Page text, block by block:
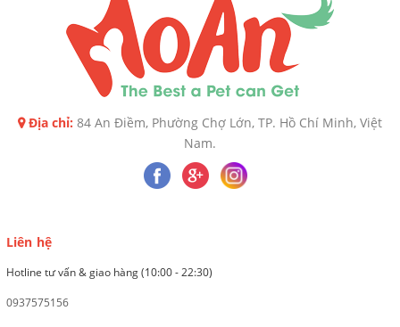
Địa chỉ: 84 An Điềm, Phường Chợ Lớn, TP. Hồ Chí Minh, Việt
Nam.
Liên hệ
Hotline tư vấn & giao hàng (10:00 - 22:30)
0937575156